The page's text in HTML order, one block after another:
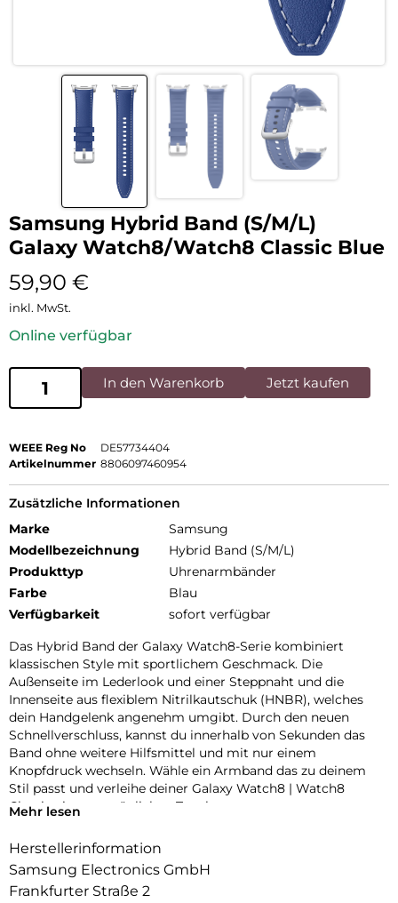
Samsung Hybrid Band (S/M/L)
Galaxy Watch8/Watch8 Classic Blue
59,90 €
inkl. MwSt.
Online verfügbar
In den Warenkorb Jetzt kaufen
WEEE Reg No
DE57734404
Artikelnummer 8806097460954
Zusätzliche Informationen
Marke
Samsung
Modellbezeichnung
Hybrid Band (S/M/L)
Produkttyp
Uhrenarmbänder
Farbe
Blau
Verfügbarkeit
sofort verfügbar
Das Hybrid Band der Galaxy Watch8-Serie kombiniert
klassischen Style mit sportlichem Geschmack. Die
Außenseite im Lederlook und einer Steppnaht und die
Innenseite aus flexiblem Nitrilkautschuk (HNBR), welches
dein Handgelenk angenehm umgibt. Durch den neuen
Schnellverschluss, kannst du innerhalb von Sekunden das
Band ohne weitere Hilfsmittel und mit nur einem
Knopfdruck wechseln. Wähle ein Armband das zu deinem
Stil passt und verleihe deiner Galaxy Watch8 | Watch8
Classic einen persönlichen Touch.
Mehr lesen
Herstellerinformation
Samsung Electronics GmbH
Frankfurter Straße 2